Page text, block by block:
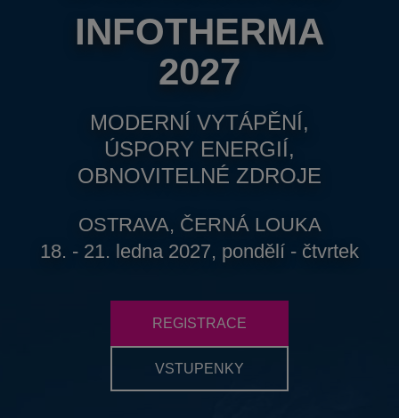
INFOTHERMA
2027
MODERNÍ VYTÁPĚNÍ,
ÚSPORY ENERGIÍ,
OBNOVITELNÉ ZDROJE
OSTRAVA, ČERNÁ LOUKA
18. - 21. ledna 2027, pondělí - čtvrtek
REGISTRACE
VSTUPENKY